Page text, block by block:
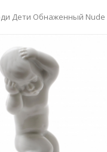
Дети Обнаженный Nude